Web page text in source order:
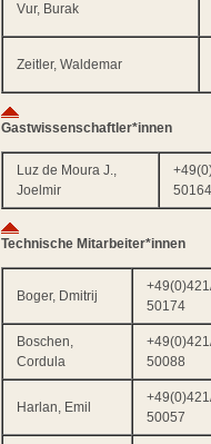
Vur, Burak
Zeitler, Waldemar
Gastwissenschaftler*innen
Luz de Moura J.,
Joelmir
Technische Mitarbeiter*innen
Boger, Dmitrij
50174
Boschen,
Cordula
50088
Harlan, Emil
50057